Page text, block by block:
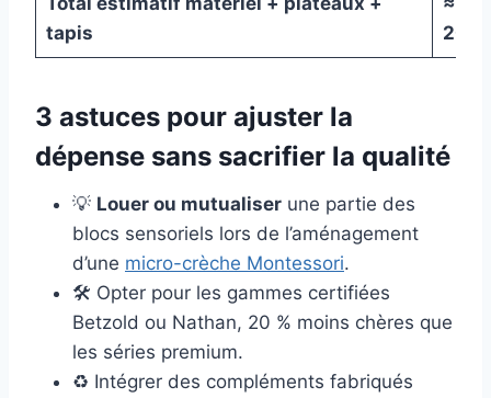
tapis
200
3 astuces pour ajuster la
dépense sans sacrifier la qualité
💡 Louer ou mutualiser une partie des
blocs sensoriels lors de l’aménagement
d’une micro-crèche Montessori.
🛠️ Opter pour les gammes certifiées
Betzold ou Nathan, 20 % moins chères que
les séries premium.
♻️ Intégrer des compléments fabriqués